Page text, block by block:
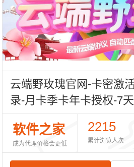
云端野玫瑰官网-卡密激
录-月卡季卡年卡授权-7
软件之家
成为代理价格会更低
2215
累计浏览人次